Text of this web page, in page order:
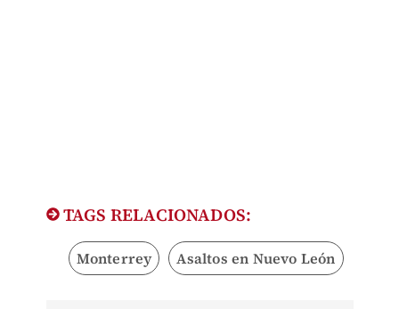
TAGS RELACIONADOS:
Monterrey Asaltos en Nuevo León